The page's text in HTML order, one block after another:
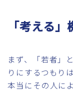
「考える
まず、「若者」
りにするつもり
本当にその人に